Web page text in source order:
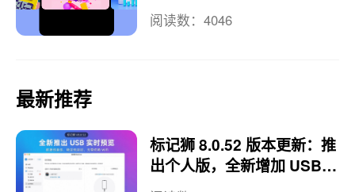
阅读数：4046
最新推荐
标记狮 8.0.52 版本更新：推
出个人版，全新增加 USB
实时预览